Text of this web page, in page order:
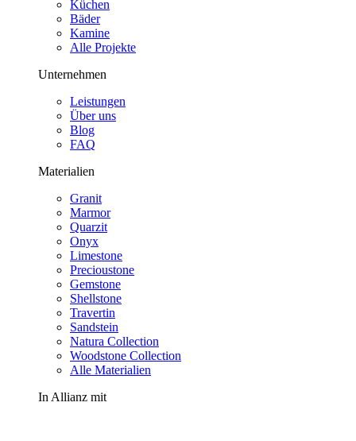
Küchen
Bäder
Kamine
Alle Projekte
Unternehmen
Leistungen
Über uns
Blog
FAQ
Materialien
Granit
Marmor
Quarzit
Onyx
Limestone
Precioustone
Gemstone
Shellstone
Travertin
Sandstein
Natura Collection
Woodstone Collection
Alle Materialien
In Allianz mit